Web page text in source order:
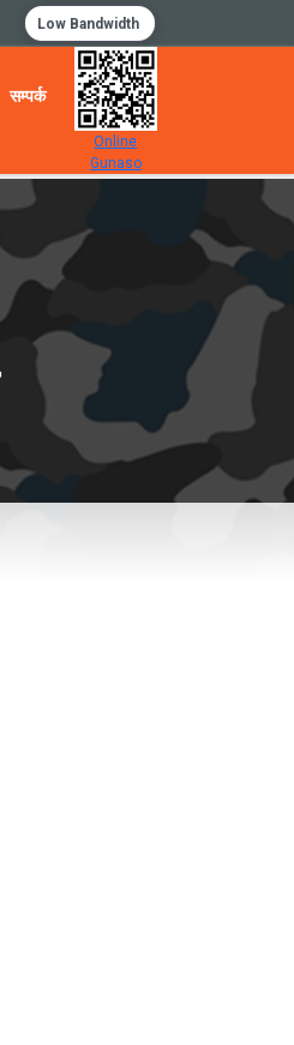
Low Bandwidth
सम्पर्क
Online
Gunaso